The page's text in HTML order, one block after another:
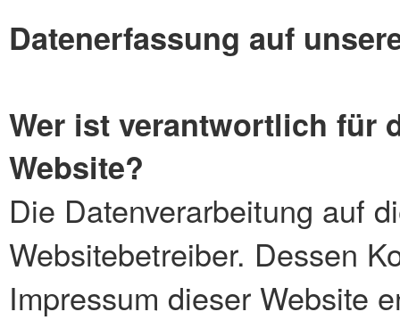
Datenerfassung auf
Wer ist verantwortlich für
Website?
Die Datenverarbeitung auf
Websitebetreiber. Dessen
Impressum dieser Website